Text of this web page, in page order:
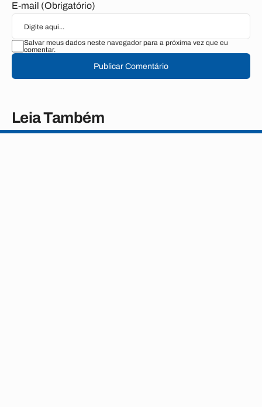
E-mail (Obrigatório)
Salvar meus dados neste navegador para a próxima vez que eu
comentar.
Publicar Comentário
Leia Também